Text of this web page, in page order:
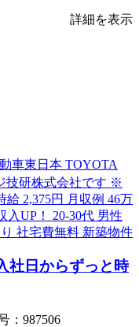
詳細を表示
社日からずっと時
：987506